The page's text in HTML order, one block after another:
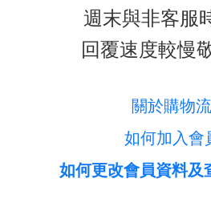
週末與非客服
回覆速度較慢
關於購物
如何加入會
如何更改會員資料及